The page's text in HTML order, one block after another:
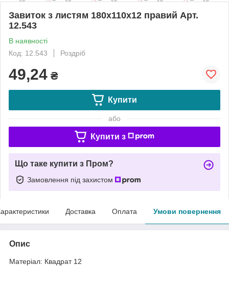
Завиток з листям 180х110х12 правий Арт.
12.543
В наявності
Код: 12.543
Роздріб
49,24 ₴
Купити
або
Купити з
Що таке купити з Пром?
Замовлення під захистом
Доставка Оплата Умови повернення
Опис
Матеріал: Квадрат 12